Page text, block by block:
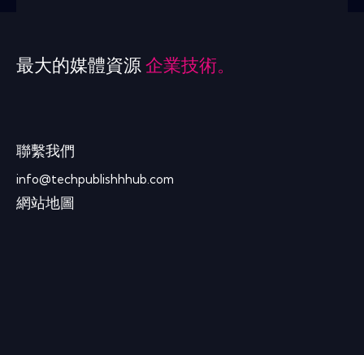
最大的媒體資源 企業技術。
聯繫我們
info@techpublishhhub.com
網站地圖